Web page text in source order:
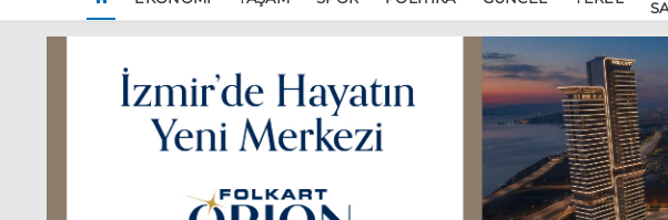
Ankara’da eylem yasağı